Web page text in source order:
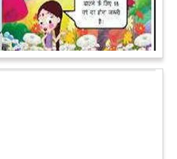
झूला झूल रही हो।आगे पढ़ें